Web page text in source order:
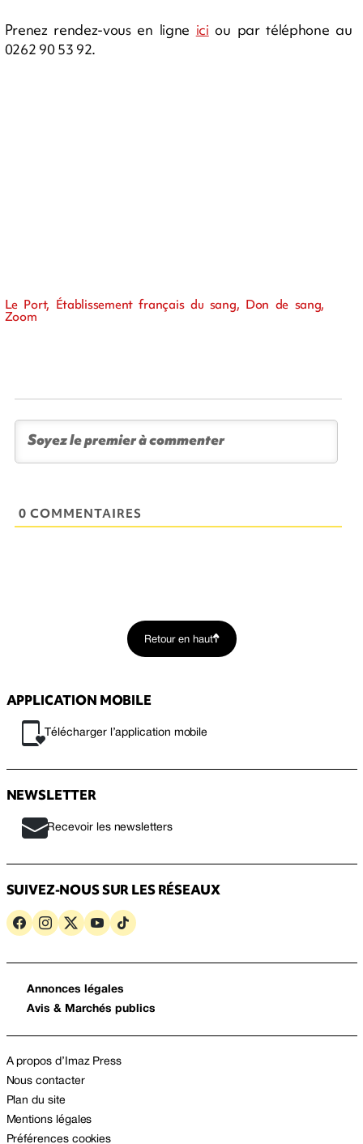
Prenez rendez-vous en ligne ici ou par téléphone au
0262 90 53 92.
Le Port, Établissement français du sang, Don de sang,
Zoom
0 COMMENTAIRES
Retour en haut
APPLICATION MOBILE
Télécharger l’application mobile
NEWSLETTER
Recevoir les newsletters
SUIVEZ-NOUS SUR LES RÉSEAUX
Annonces légales
Avis & Marchés publics
A propos d’Imaz Press
Nous contacter
Plan du site
Mentions légales
Préférences cookies